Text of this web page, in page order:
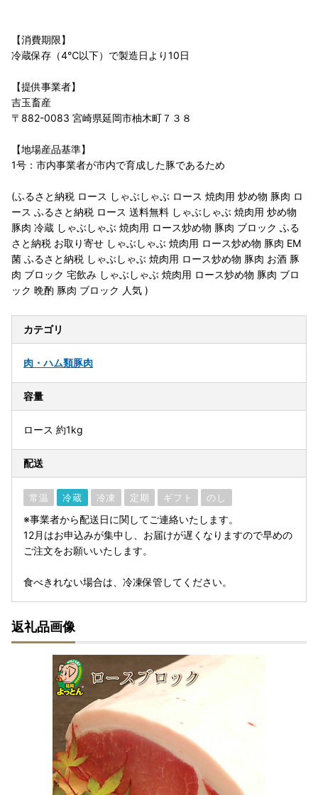
【消費期限】
冷蔵保存（4℃以下）で製造日より10日
【提供事業者】
吉玉畜産
〒882-0083 宮崎県延岡市柚木町７３８
【地場産品基準】
1号：市内事業者が市内で育成した豚であるため
(ふるさと納税 ロース しゃぶしゃぶ ロース 焼肉用 炒め物 豚肉 ロ
ース ふるさと納税 ロース 送料無料 しゃぶしゃぶ 焼肉用 炒め物
豚肉 冷蔵 しゃぶしゃぶ 焼肉用 ロース炒め物 豚肉 ブロック ふる
さと納税 お取り寄せ しゃぶしゃぶ 焼肉用 ロース炒め物 豚肉 EM
菌 ふるさと納税 しゃぶしゃぶ 焼肉用 ロース炒め物 豚肉 お酒 豚
肉 ブロック 宅飲み しゃぶしゃぶ 焼肉用 ロース炒め物 豚肉 ブロ
ック 晩酌 豚肉 ブロック 人気 )
カテゴリ
肉・ハム類豚肉
容量
ロース 約1kg
配送
常温 冷蔵 冷凍 定期 ギフト のし
※事業者から配送日に関してご連絡いたします。
12月はお申込みが集中し、お届けが遅くなりますので早めの
ご注文をお願いいたします。
食べきれない場合は、冷凍保管してください。
返礼品画像